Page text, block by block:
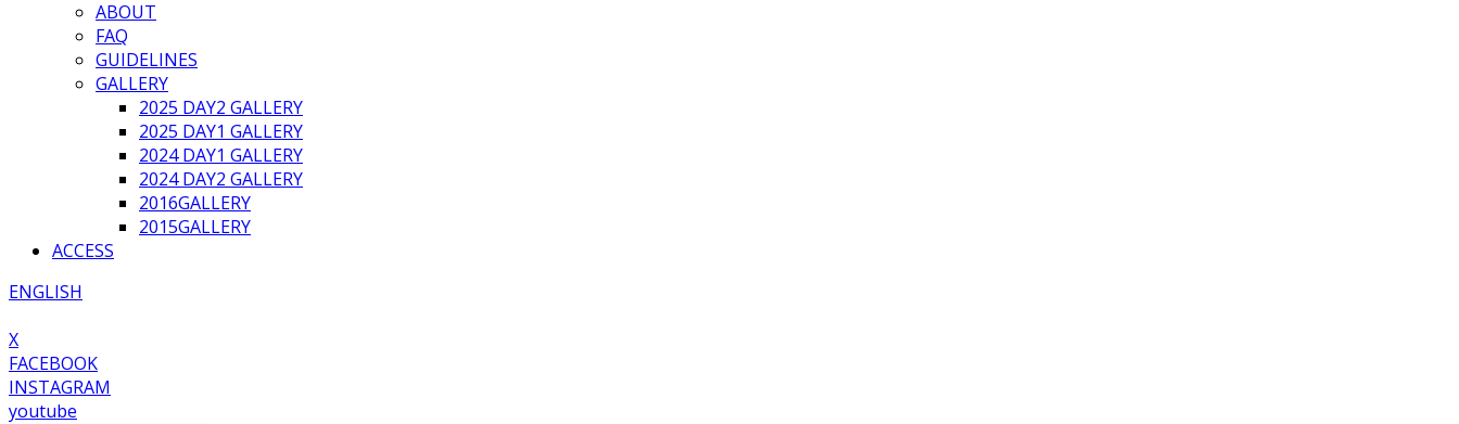
ABOUT
FAQ
GUIDELINES
GALLERY
2025 DAY2 GALLERY
2025 DAY1 GALLERY
2024 DAY1 GALLERY
2024 DAY2 GALLERY
2016GALLERY
2015GALLERY
ACCESS
ENGLISH
X
FACEBOOK
INSTAGRAM
youtube